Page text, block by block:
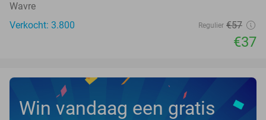
Wavre
Verkocht: 3.800
Regulier €57
€37
Win vandaag een gratis